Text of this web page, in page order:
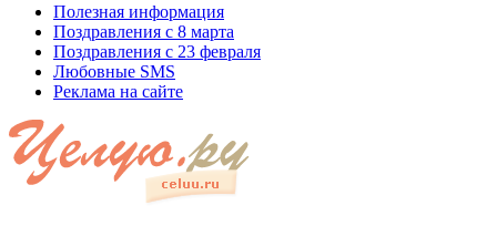
Полезная информация
Поздравления с 8 марта
Поздравления с 23 февраля
Любовные SMS
Реклама на сайте